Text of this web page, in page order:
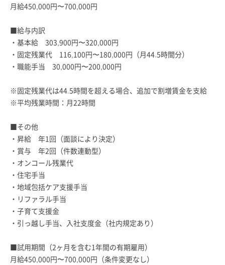
月給450,000円〜700,000円
■給与内訳
・基本給 303,900円〜320,000円
・固定残業代 116,100円〜180,000円（月44.5時間分）
・職能手当 30,000円〜200,000円
※固定残業代は44.5時間を超える場合、追加で割増賃金を支給
※平均残業時間：月22時間
■その他
・昇給 年1回（面談により決定）
・賞与 年2回（件数連動型）
・オンコール残業代
・住宅手当
・地域包括ケア支援手当
・リファラル手当
・子育て支援金
・引っ越し手当、入社支度金（社内規定あり）
■試用期間（2ヶ月を含む1年間の有期雇用）
月給450,000円〜700,000円（条件変更なし）